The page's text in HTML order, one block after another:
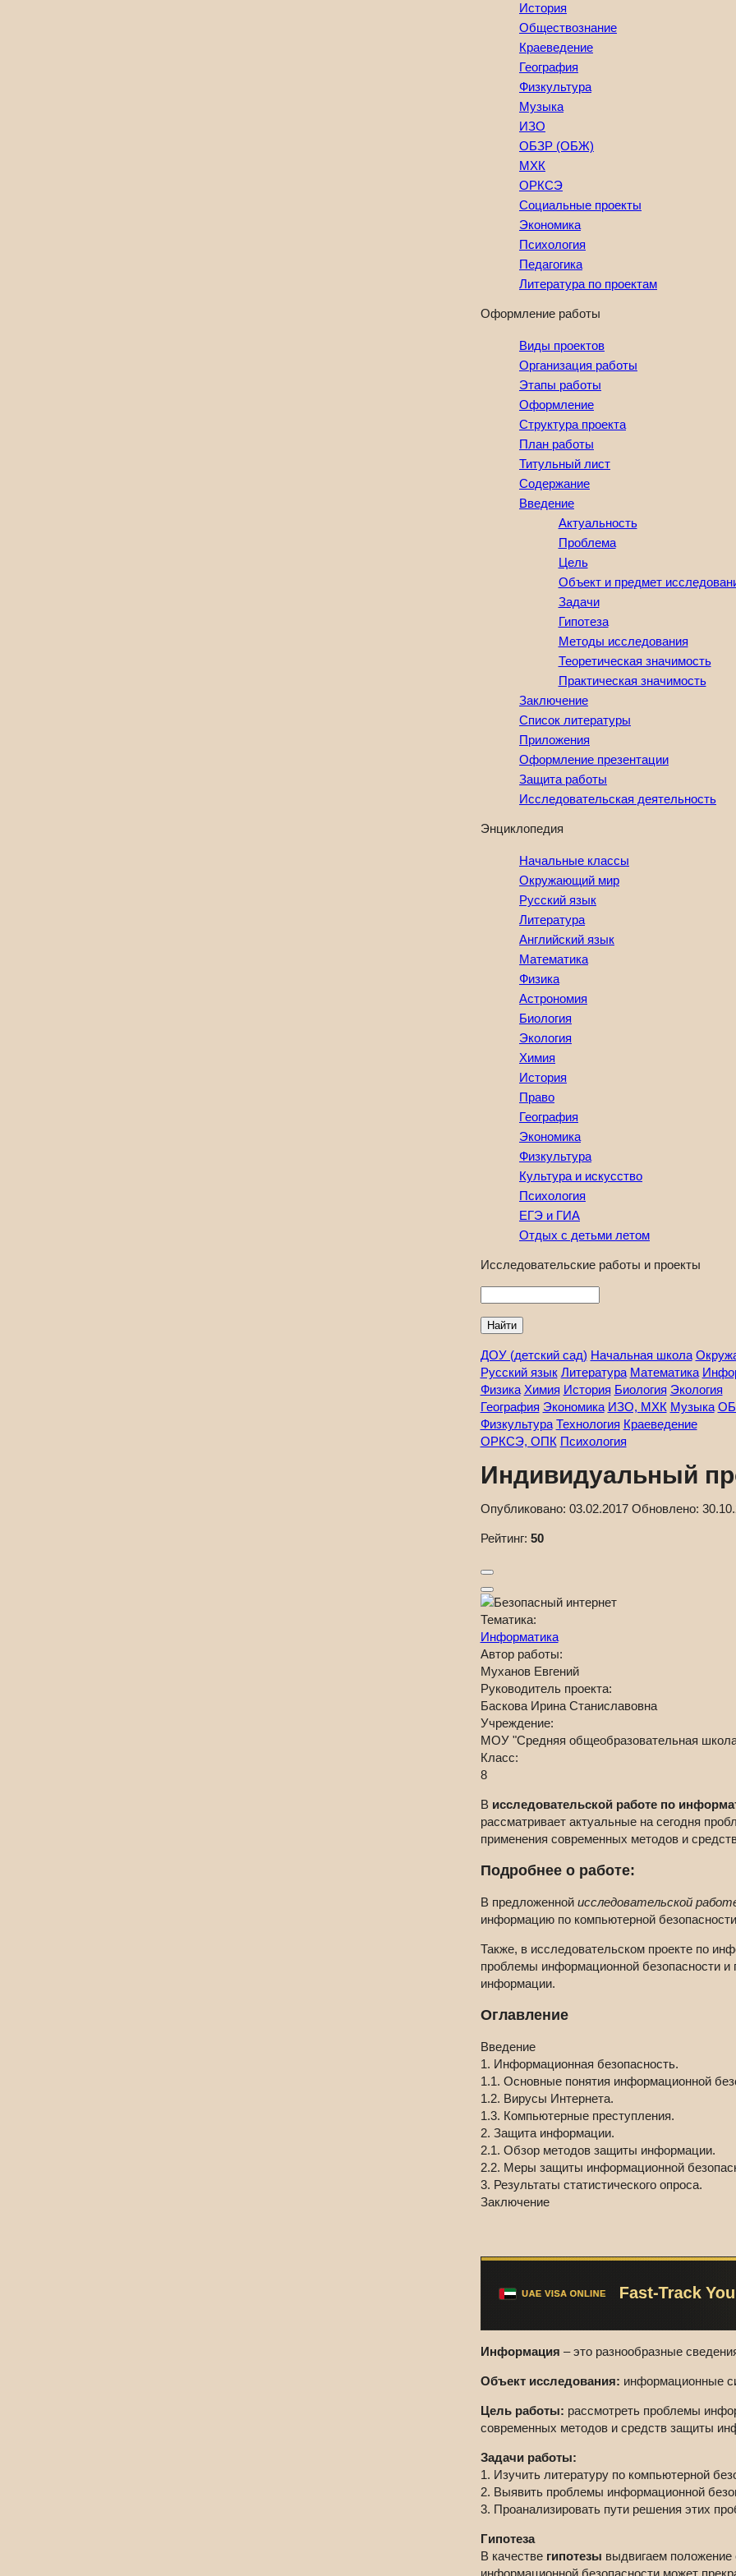
История
Обществознание
Краеведение
География
Физкультура
Музыка
ИЗО
ОБЗР (ОБЖ)
МХК
ОРКСЭ
Социальные проекты
Экономика
Психология
Педагогика
Литература по проектам
Оформление работы
Виды проектов
Организация работы
Этапы работы
Оформление
Структура проекта
План работы
Титульный лист
Содержание
Введение
Актуальность
Проблема
Цель
Объект и предмет
Задачи
Гипотеза
Методы исследования
Теоретическая значимость
Практическая значимость
Заключение
Список литературы
Приложения
Оформление презентации
Защита работы
Исследовательская деятельность
Энциклопедия
Начальные классы
Окружающий мир
Русский язык
Литература
Английский язык
Математика
Физика
Астрономия
Биология
Экология
Химия
История
Право
География
Экономика
Физкультура
Культура и искусство
Психология
ЕГЭ и ГИА
Отдых с детьми летом
Исследовательские работы и проекты
ДОУ (детский сад) Начальная школа
Русский язык Литература Математика
Физика Химия История Биология Экология
География Экономика ИЗО, МХК Музыка
Физкультура Технология Краеведение
ОРКСЭ, ОПК Психология
Индивидуальный
Опубликовано: 03.02.2017 Обновлено:
Рейтинг: 50
Тематика:
Информатика
Автор работы:
Муханов Евгений
Руководитель проекта:
Баскова Ирина Станиславовна
Учреждение:
МОУ "Средняя общеобразовательная
Класс:
8
В исследовательской работе по
рассматривает актуальные на сегодня
применения современных методов и
Подробнее о работе:
В предложенной исследовательской
информацию по компьютерной
Также, в исследовательском проекте по
проблемы информационной безопасности
информации.
Оглавление
Введение
1. Информационная безопасность.
1.1. Основные понятия информационной
1.2. Вирусы Интернета.
1.3. Компьютерные преступления.
2. Защита информации.
2.1. Обзор методов защиты информации.
2.2. Меры защиты информационной
3. Результаты статистического опроса.
Заключение
Информация – это разнообразные
Объект исследования: информационные
Цель работы: рассмотреть проблемы
современных методов и средств защиты
Задачи работы:
1. Изучить литературу по компьютерной
2. Выявить проблемы информационной
3. Проанализировать пути решения этих
Гипотеза
В качестве гипотезы выдвигаем положение